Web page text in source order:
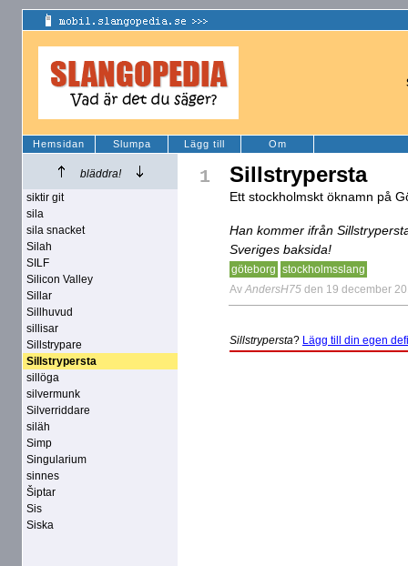
Hemsidan Slumpa Lägg till Om
bläddra!
siktir git
sila
sila snacket
Silah
SILF
Silicon Valley
Sillar
Sillhuvud
sillisar
Sillstrypare
Sillstrypersta
sillöga
silvermunk
Silverriddare
siläh
Simp
Singularium
sinnes
Šiptar
Sis
Siska
1 Sillstrypersta
Ett stockholmskt öknamn på
Han kommer ifrån
Sveriges baksida!
göteborg stockholmsslang
Av AndersH75 den 19 december
Sillstrypersta? Lägg till din egen